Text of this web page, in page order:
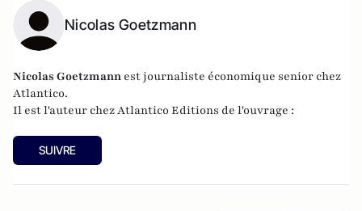
Nicolas Goetzmann
Nicolas Goetzmann est journaliste économique senior chez
Atlantico.
Il est l'auteur chezAtlantico Editions de l'ouvrage :
SUIVRE